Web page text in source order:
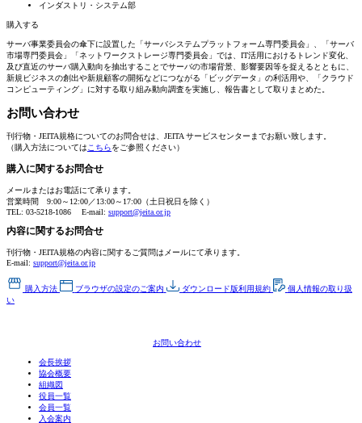
インダストリ・システム部
購入する
サーバ事業委員会の傘下に設置した「サーバシステムプラットフォーム専門委員会」、「サーバ
市場専門委員会」「ネットワークストレージ専門委員会」では、IT活用におけるトレンド変化、
及び直近のサーバ購入動向を抽出することでサーバの市場背景、影響要因等を捉えるとともに、
新規ビジネスの創出や新規顧客の開拓などにつながる「ビッグデータ」の利活用や、「クラウド
コンピューティング」に対する取り組み動向調査を実施し、報告書として取りまとめた。
お問い合わせ
刊行物・JEITA規格についてのお問合せは、JEITA サービスセンターまでお願い致します。
（購入方法については こちらをご参照ください）
購入に関するお問合せ
メールまたはお電話にて承ります。
営業時間 9:00～12:00／13:00～17:00 （土日祝日を除く）
TEL: 03-5218-1086 E-mail: support@jeita.or.jp
内容に関するお問合せ
刊行物・JEITA規格の内容に関するご質問はメールにて承ります。
E-mail: support@jeita.or.jp
購入方法 ブラウザの設定のご案内 ダウンロード版利用規約 個人情報の取り扱
い
お問い合わせ
会長挨拶
協会概要
組織図
役員一覧
会員一覧
入会案内